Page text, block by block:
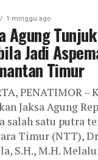
1 minggu ago
Agung
Jadi
Timur
PENATIMOR –
Jaksa Agung
salah satu putra
Timur (NTT),
S.H., M.H.